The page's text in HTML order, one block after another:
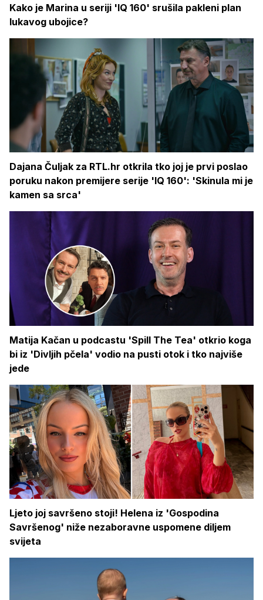
Kako je Marina u seriji 'IQ 160' srušila pakleni plan
lukavog ubojice?
Dajana Čuljak za RTL.hr otkrila tko joj je prvi poslao
poruku nakon premijere serije 'IQ 160': 'Skinula mi je
kamen sa srca'
Matija Kačan u podcastu 'Spill The Tea' otkrio koga
bi iz 'Divljih pčela' vodio na pusti otok i tko najviše
jede
Ljeto joj savršeno stoji! Helena iz 'Gospodina
Savršenog' niže nezaboravne uspomene diljem
svijeta